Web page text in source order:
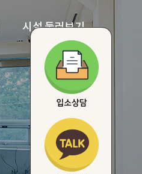
시설 둘러보기
전경
생활실
거실&주방
하늘정원